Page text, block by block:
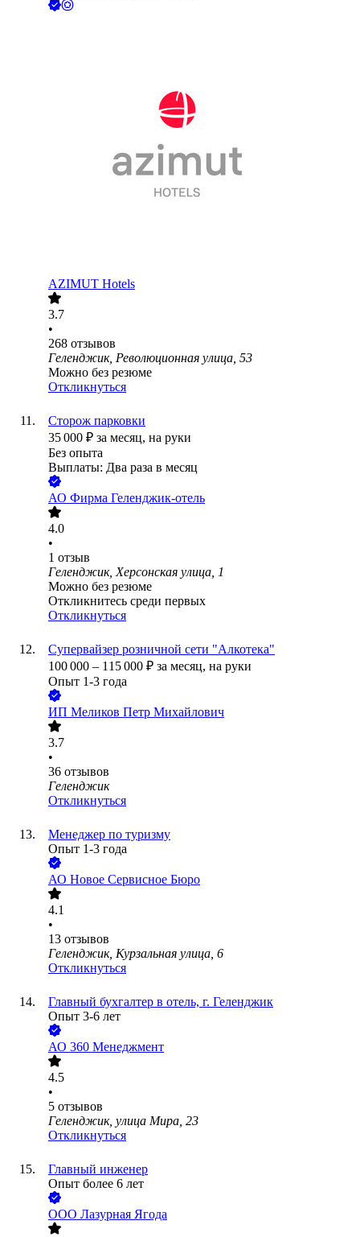
AZIMUT Hotels
3.7
•
268 отзывов
Геленджик, Революционная улица, 53
Можно без резюме
Откликнуться
Сторож парковки
35 000 ₽ за месяц, на руки
Без опыта
Выплаты: Два раза в месяц
АО Фирма Геленджик-отель
4.0
•
1 отзыв
Геленджик, Херсонская улица, 1
Можно без резюме
Откликнитесь среди первых
Откликнуться
Супервайзер розничной сети "Алкотека"
100 000 – 115 000 ₽ за месяц, на руки
Опыт 1-3 года
ИП Меликов Петр Михайлович
3.7
•
36 отзывов
Геленджик
Откликнуться
Менеджер по туризму
Опыт 1-3 года
АО Новое Сервисное Бюро
4.1
•
13 отзывов
Геленджик, Курзальная улица, 6
Откликнуться
Главный бухгалтер в отель, г. Геленджик
Опыт 3-6 лет
АО 360 Менеджмент
4.5
•
5 отзывов
Геленджик, улица Мира, 23
Откликнуться
Главный инженер
Опыт более 6 лет
ООО Лазурная Ягода